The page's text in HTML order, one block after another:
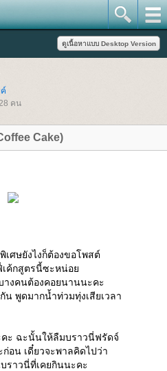
คน
Cake)
ศษยังไงก็ต้องขอโพสต์
เค้กสูตรนี้ซะหน่อ
างคนต้องคอยนานนะคะ
น พูดมากน้ำท่วมทุ่งเสียเวลา
ะ ฉะนั้นให้ลืมบราวนี่ฟรัดจ์
อน เดี๋ยวจะพาลคิดไปว่า
ราวนี่ที่เคยกินนะคะ